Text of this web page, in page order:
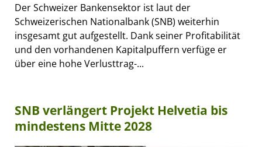
Der Schweizer Bankensektor ist laut der
Schweizerischen Nationalbank (SNB) weiterhin
insgesamt gut aufgestellt. Dank seiner Profitabilität
und den vorhandenen Kapitalpuffern verfüge er
über eine hohe Verlusttrag-...
SNB verlängert Projekt Helvetia bis
mindestens Mitte 2028